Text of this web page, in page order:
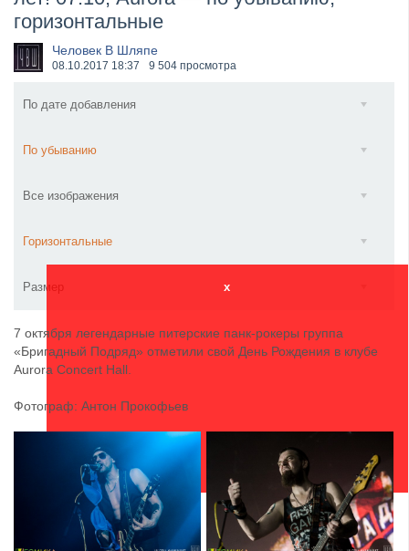
​Anthrax выпустили новый сингл и клип «Everybod...
горизонтальные
Человек В Шляпе
08.10.2017 18:37 9 504 просмотра
По дате добавления
По убыванию
Все изображения
Горизонтальные
Размер x
7 октября легендарные питерские панк-рокеры группа
«Бригадный Подряд» отметили свой День Рождения в клубе
Aurora Concert Hall.
Фотограф: Антон Прокофьев